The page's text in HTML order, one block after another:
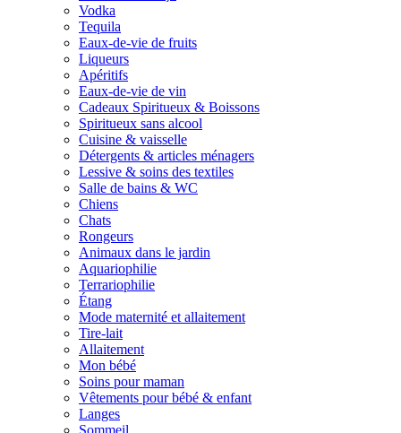
Vodka
Tequila
Eaux-de-vie de fruits
Liqueurs
Apéritifs
Eaux-de-vie de vin
Cadeaux Spiritueux & Boissons
Spiritueux sans alcool
Cuisine & vaisselle
Détergents & articles ménagers
Lessive & soins des textiles
Salle de bains & WC
Chiens
Chats
Rongeurs
Animaux dans le jardin
Aquariophilie
Terrariophilie
Étang
Mode maternité et allaitement
Tire-lait
Allaitement
Mon bébé
Soins pour maman
Vêtements pour bébé & enfant
Langes
Sommeil